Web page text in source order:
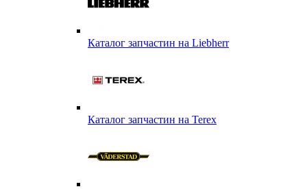
Каталог запчастин на Liebherr
Каталог запчастин на Terex